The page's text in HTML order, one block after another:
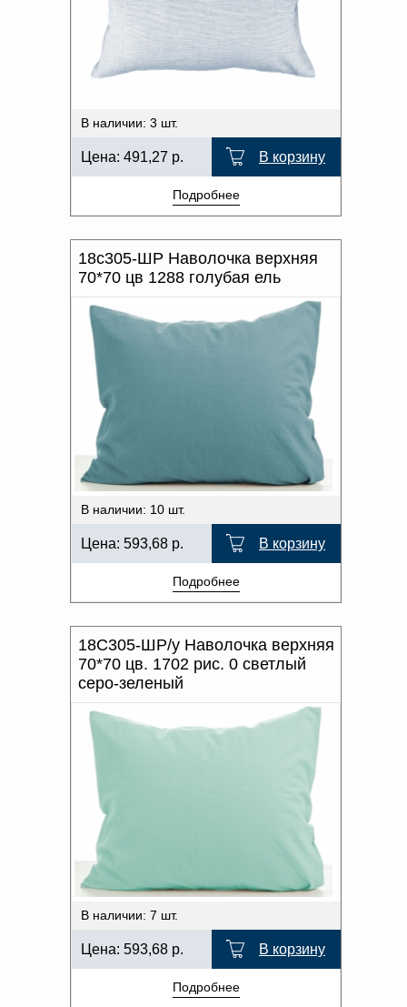
получение груза
Документы по работе с
персональными данными
Письмо руководителю
ХАРАКТЕР РИСУНКА
ОТТЕНОК ЦВЕТА
В наличии: 3 шт.
Цена: 491,27 р. В корзину
Подробнее
18с305-ШР Наволочка верхняя
70*70 цв 1288 голубая ель
В наличии: 10 шт.
Цена: 593,68 р. В корзину
Подробнее
18С305-ШР/у Наволочка верхняя
70*70 цв. 1702 рис. 0 светлый
серо-зеленый
В наличии: 7 шт.
Цена: 593,68 р. В корзину
Подробнее
в
корзину